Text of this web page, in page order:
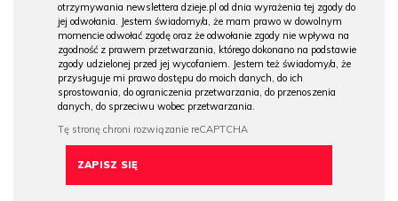
otrzymywania newslettera dzieje.pl od dnia wyrażenia tej zgody do
jej odwołania. Jestem świadomy/a, że mam prawo w dowolnym
momencie odwołać zgodę oraz że odwołanie zgody nie wpływa na
zgodność z prawem przetwarzania, którego dokonano na podstawie
zgody udzielonej przed jej wycofaniem. Jestem też świadomy/a, że
przysługuje mi prawo dostępu do moich danych, do ich
sprostowania, do ograniczenia przetwarzania, do przenoszenia
danych, do sprzeciwu wobec przetwarzania.